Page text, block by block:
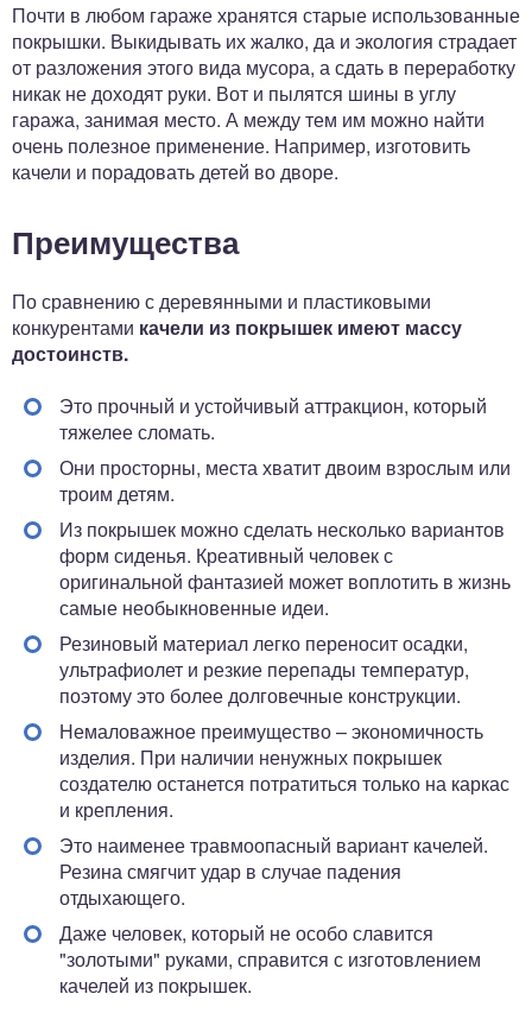
Почти в любом гараже хранятся старые использованные
покрышки. Выкидывать их жалко, да и экология страдает
от разложения этого вида мусора, а сдать в переработку
никак не доходят руки. Вот и пылятся шины в углу
гаража, занимая место. А между тем им можно найти
очень полезное применение. Например, изготовить
качели и порадовать детей во дворе.
Преимущества
По сравнению с деревянными и пластиковыми
конкурентами качели из покрышек имеют массу
достоинств.
Это прочный и устойчивый аттракцион, который
тяжелее сломать.
Они просторны, места хватит двоим взрослым или
троим детям.
Из покрышек можно сделать несколько вариантов
форм сиденья. Креативный человек с
оригинальной фантазией может воплотить в жизнь
самые необыкновенные идеи.
Резиновый материал легко переносит осадки,
ультрафиолет и резкие перепады температур,
поэтому это более долговечные конструкции.
Немаловажное преимущество – экономичность
изделия. При наличии ненужных покрышек
создателю останется потратиться только на каркас
и крепления.
Это наименее травмоопасный вариант качелей.
Резина смягчит удар в случае падения
отдыхающего.
Даже человек, который не особо славится
"золотыми" руками, справится с изготовлением
качелей из покрышек.